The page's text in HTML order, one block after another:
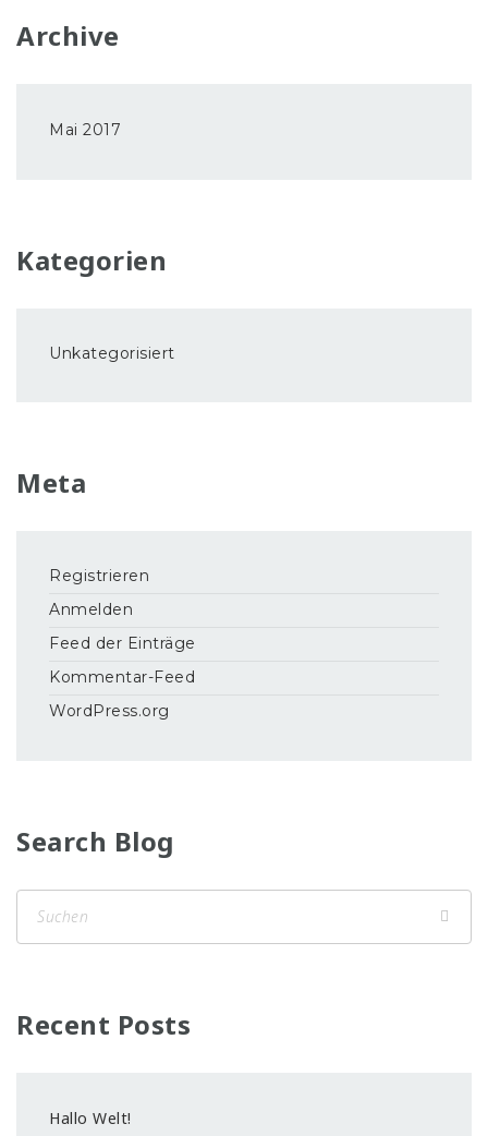
Archive
Mai 2017
Kategorien
Unkategorisiert
Meta
Registrieren
Anmelden
Feed der Einträge
Kommentar-Feed
WordPress.org
Search Blog
Recent Posts
Hallo Welt!